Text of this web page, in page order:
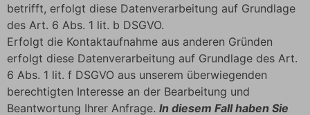
betrifft, erfolgt diese Datenverarbeitung auf Grundlage
des Art. 6 Abs. 1 lit. b DSGVO.
Erfolgt die Kontaktaufnahme aus anderen Gründen
erfolgt diese Datenverarbeitung auf Grundlage des Art.
6 Abs. 1 lit. f DSGVO aus unserem überwiegenden
berechtigten Interesse an der Bearbeitung und
Beantwortung Ihrer Anfrage. In diesem Fall haben Sie